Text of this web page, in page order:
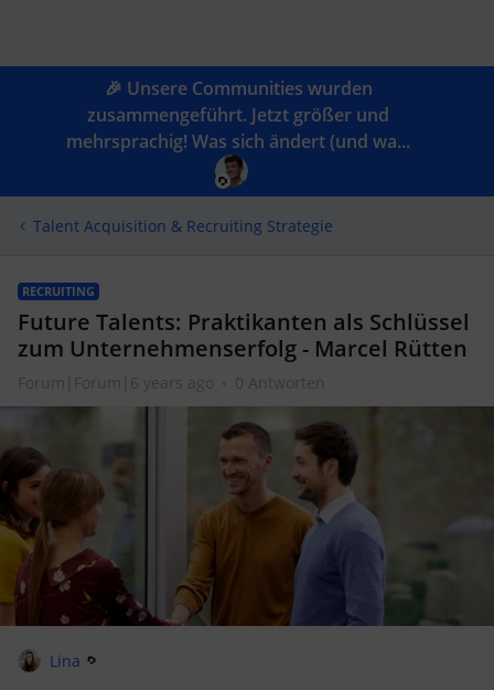
🎉 Unsere Communities wurden
zusammengeführt. Jetzt größer und
mehrsprachig! Was sich ändert (und wa...
Talent Acquisition & Recruiting Strategie
RECRUITING
Future Talents: Praktikanten als Schlüssel
zum Unternehmenserfolg - Marcel Rütten
Forum|Forum|6 years ago 0 Antworten
Lina